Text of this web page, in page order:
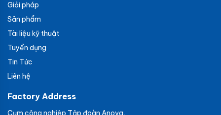
Giải pháp
Sản phẩm
Tài liệu kỹ thuật
Tuyển dụng
Tin Tức
Liên hệ
Factory Address
Cụm công nghiệp Tập đoàn Anova,